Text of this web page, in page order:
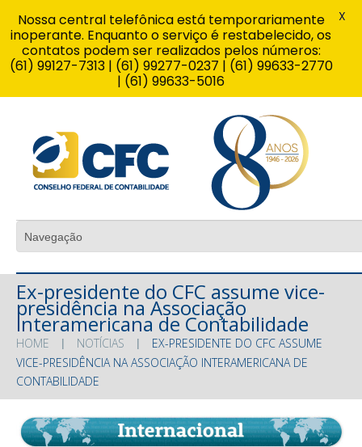
Ex-presidente do CFC assume vice-
presidência na Associação
Interamericana de Contabilidade
HOME NOTÍCIAS
EX-PRESIDENTE DO CFC ASSUME
VICE-PRESIDÊNCIA NA ASSOCIAÇÃO INTERAMERICANA DE
CONTABILIDADE
Nossa central telefônica está temporariamente
inoperante. Enquanto o serviço é restabelecido, os
contatos podem ser realizados pelos números:
(61) 99127-7313 | (61) 99277-0237 | (61) 99633-2770
| (61) 99633-5016
X